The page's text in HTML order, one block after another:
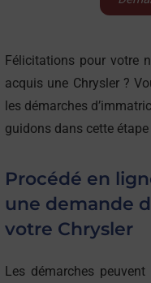
innovations
moteur en
nervures… Chrysler
inoubliables comme
Impérial (1926),
modèles Crossfire
Ypsilon (2011) etc.
Félicitations pour votre
acquis une Chrysler ?
les démarches
guidons dans cette
Procédé en
une demande
votre Chrysler
Les démarches